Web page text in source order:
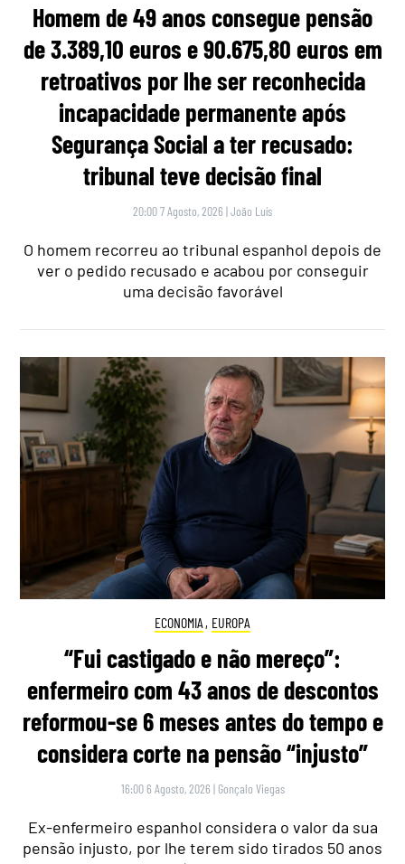
Homem de 49 anos consegue pensão
de 3.389,10 euros e 90.675,80 euros em
retroativos por lhe ser reconhecida
incapacidade permanente após
Segurança Social a ter recusado:
tribunal teve decisão final
20:00 7 Agosto, 2026 |João Luís
O homem recorreu ao tribunal espanhol depois de
ver o pedido recusado e acabou por conseguir
uma decisão favorável
ECONOMIA , EUROPA
“Fui castigado e não mereço”:
enfermeiro com 43 anos de descontos
reformou-se 6 meses antes do tempo e
considera corte na pensão “injusto”
16:00 6 Agosto, 2026 | Gonçalo Viegas
Ex-enfermeiro espanhol considera o valor da sua
pensão injusto, por lhe terem sido tirados 50 anos